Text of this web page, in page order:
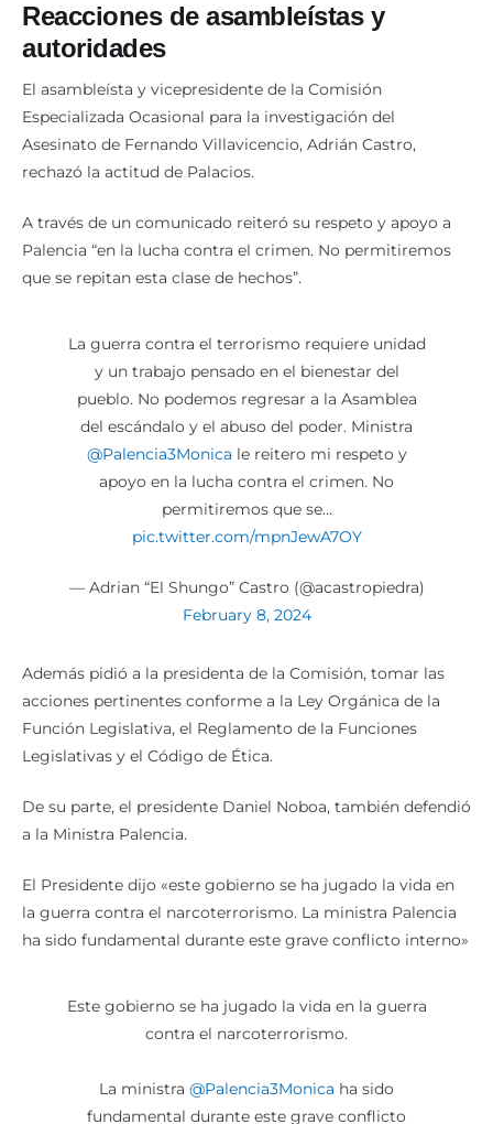
Reacciones de asambleístas y
autoridades
El asambleísta y vicepresidente de la Comisión
Especializada Ocasional para la investigación del
Asesinato de Fernando Villavicencio, Adrián Castro,
rechazó la actitud de Palacios.
A través de un comunicado reiteró su respeto y apoyo a
Palencia “en la lucha contra el crimen. No permitiremos
que se repitan esta clase de hechos”.
La guerra contra el terrorismo requiere unidad
y un trabajo pensado en el bienestar del
pueblo. No podemos regresar a la Asamblea
del escándalo y el abuso del poder. Ministra
@Palencia3Monica le reitero mi respeto y
apoyo en la lucha contra el crimen. No
permitiremos que se…
pic.twitter.com/mpnJewA7OY
— Adrian “El Shungo” Castro (@acastropiedra)
February 8, 2024
Además pidió a la presidenta de la Comisión, tomar las
acciones pertinentes conforme a la Ley Orgánica de la
Función Legislativa, el Reglamento de la Funciones
Legislativas y el Código de Ética.
De su parte, el presidente Daniel Noboa, también defendió
a la Ministra Palencia.
El Presidente dijo «este gobierno se ha jugado la vida en
la guerra contra el narcoterrorismo. La ministra Palencia
ha sido fundamental durante este grave conflicto interno»
Este gobierno se ha jugado la vida en la guerra
contra el narcoterrorismo.
La ministra @Palencia3Monica ha sido
fundamental durante este grave conflicto